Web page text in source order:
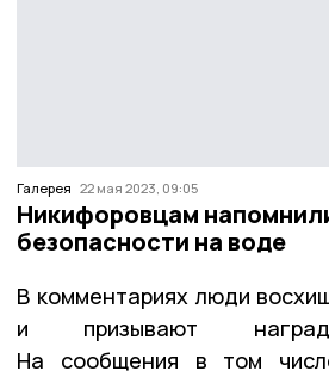
Галерея 22 мая 2023, 09:05
Никифоровцам
безопасности на воде
В комментариях люди
и призывают
На сообщения в том